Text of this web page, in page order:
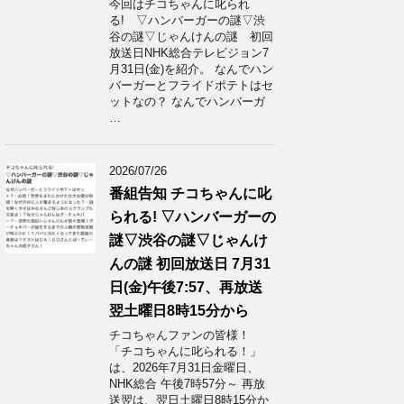
今回はチコちゃんに叱られ
る! ▽ハンバーガーの謎▽渋
谷の謎▽じゃんけんの謎 初回
放送日NHK総合テレビジョン7
月31日(金)を紹介。 なんでハン
バーガーとフライドポテトはセ
ットなの？ なんでハンバーガ
…
2026/07/26
番組告知 チコちゃんに叱
られる! ▽ハンバーガーの
謎▽渋谷の謎▽じゃんけ
んの謎 初回放送日 7月31
日(金)午後7:57、再放送
翌土曜日8時15分から
チコちゃんファンの皆様！
「チコちゃんに叱られる！」​
は、2026年7月31日金曜日、
NHK総合 午後7時57分～ 再放
送翌は、翌日土曜日8時15分か